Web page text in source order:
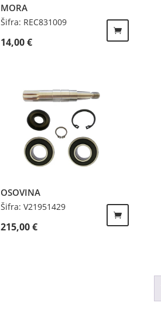
MORA
Šifra: REC831009
14,00€
OSOVINA
Šifra: V21951429
215,00€